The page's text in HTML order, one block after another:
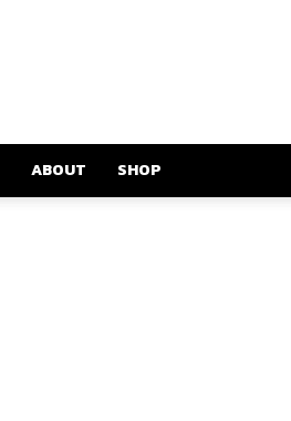
ABOUT SHOP